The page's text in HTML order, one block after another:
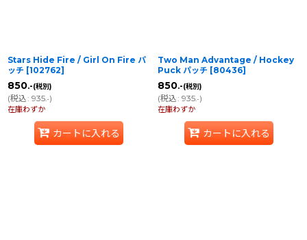
Stars Hide Fire / Girl On Fire パ
ッチ [102762]
850.-(税別)
(税込: 935.-)
在庫わずか
カートに入れる
Two Man Advantage / Hockey
Puck パッチ [80436]
850.-(税別)
(税込: 935.-)
在庫わずか
カートに入れる